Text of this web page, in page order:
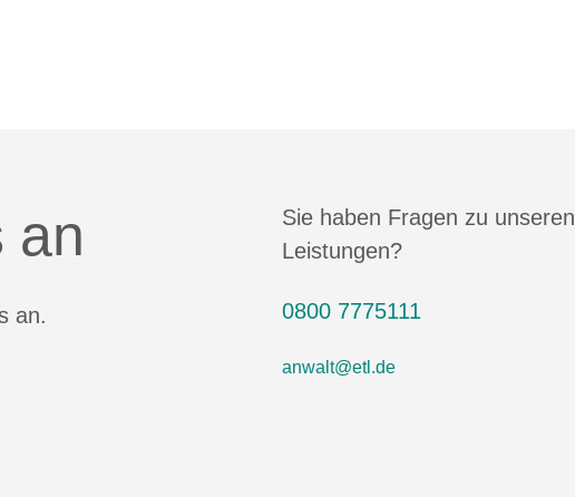
an
an.
Sie haben Fragen zu unseren
Leistungen?
0800 7775111
anwalt@etl.de